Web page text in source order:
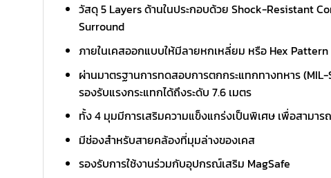
วัสดุ 5 Layers ด้านในประกอบด้วย Shock-Resistant
Surround
ภายในเคสออกแบบให้มีลายหกเหลี่ยม หรือ Hex
ผ่านมาตรฐานการทดสอบการตกกระแทกทางทหาร (MIL-
รองรับแรงกระแทกได้ถึงระดับ 7.6 เมตร
ทั้ง 4 มุมมีการเสริมความแข็งแกร่งเป็นพิเศษ เพื่อสามา
มีช่องสำหรับสายคล้องที่มุมล่างของเคส
รองรับการใช้งานร่วมกับอุปกรณ์เสริม MagSafe